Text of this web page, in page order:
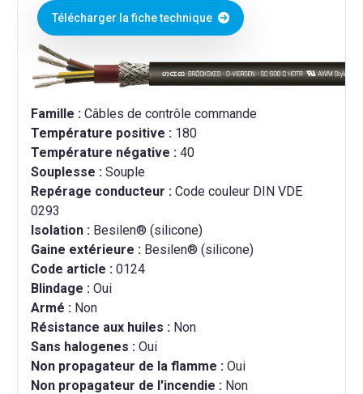
Télécharger la fiche technique
Famille : Câbles de contrôle commande
Température positive : 180
Température négative : 40
Souplesse : Souple
Repérage conducteur : Code couleur DIN VDE
0293
Isolation : Besilen® (silicone)
Gaine extérieure : Besilen® (silicone)
Code article : 0124
Blindage : Oui
Armé : Non
Résistance aux huiles : Non
Sans halogenes : Oui
Non propagateur de la flamme : Oui
Non propagateur de l'incendie : Non